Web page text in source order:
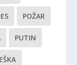
POŽAR
PUTIN